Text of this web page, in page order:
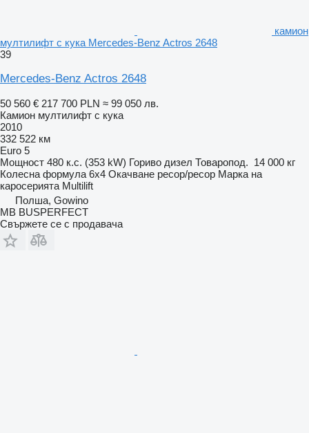
камион
мултилифт с кука Mercedes-Benz Actros 2648
39
Mercedes-Benz Actros 2648
50 560 € 217 700 PLN ≈ 99 050 лв.
Камион мултилифт с кука
2010
332 522 км
Euro 5
Мощност 480 к.с. (353 kW) Гориво дизел Товаропод. 14 000 кг
Колесна формула 6x4 Окачване ресор/ресор Марка на
каросерията Multilift
Полша, Gowino
MB BUSPERFECT
Свържете се с продавача